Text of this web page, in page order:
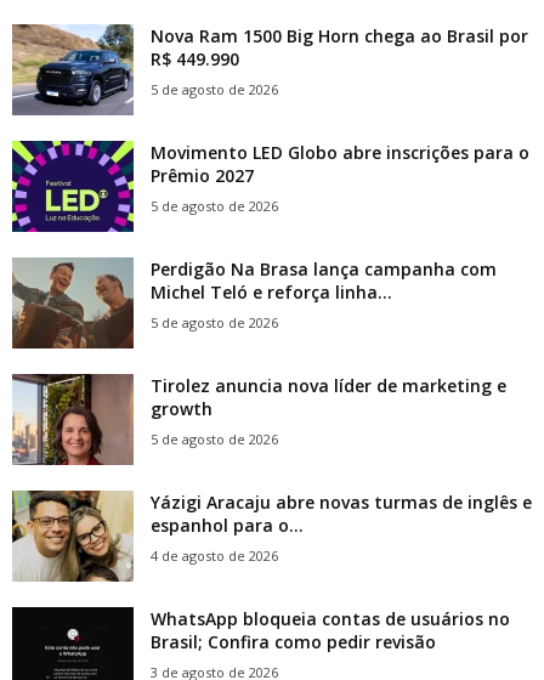
Nova Ram 1500 Big Horn chega ao Brasil por
R$ 449.990
5 de agosto de 2026
Movimento LED Globo abre inscrições para o
Prêmio 2027
5 de agosto de 2026
Perdigão Na Brasa lança campanha com
Michel Teló e reforça linha...
5 de agosto de 2026
Tirolez anuncia nova líder de marketing e
growth
5 de agosto de 2026
Yázigi Aracaju abre novas turmas de inglês e
espanhol para o...
4 de agosto de 2026
WhatsApp bloqueia contas de usuários no
Brasil; Confira como pedir revisão
3 de agosto de 2026